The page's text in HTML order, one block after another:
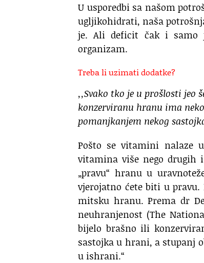
U usporedbi sa našom
ugljikohidrati, naša
je. Ali deficit čak i samo
organizam.
Treba li uzimati dodatke?
,,Svako tko je u prošlosti jeo
konzerviranu hranu ima
pomanjkanjem nekog
Pošto se vitamini nalaze
vitamina više nego drugih
„pravu“ hranu u
vjerojatno ćete biti u
mitsku hranu. Prema dr
neuhranjenost (The
bijelo brašno ili
sastojka u hrani, a stupanj
u ishrani.“